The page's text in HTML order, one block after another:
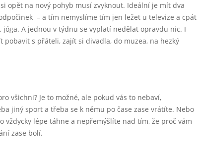
opět na nový pohyb musí zvyknout. Ideální je mít dva
– a tím nemyslíme tím jen ležet u televize a cpát
jóga. A jednou v týdnu se vyplatí nedělat opravdu nic. I
s přáteli, zajít si divadla, do muzea, na hezký
všichni? Je to možné, ale pokud vás to nebaví,
jiný sport a třeba se k němu po čase zase vrátíte. Nebo
vždycky lépe táhne a nepřemýšlíte nad tím, že proč vám
zase bolí.